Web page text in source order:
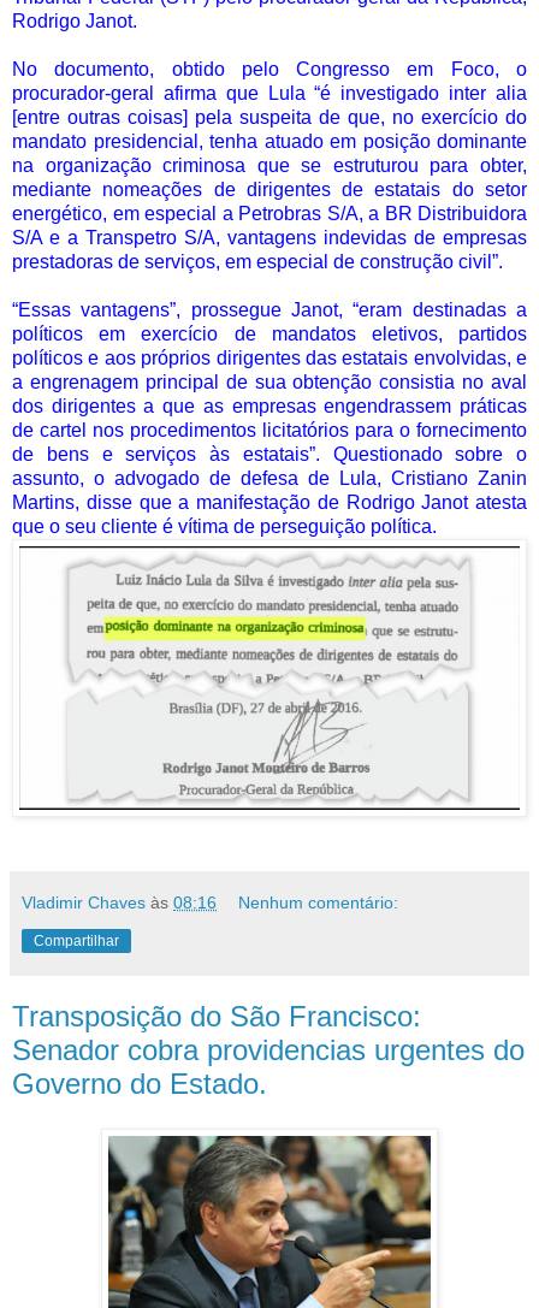
Rodrigo Janot.
No documento, obtido pelo Congresso em Foco, o
procurador-geral afirma que Lula “é investigado inter alia
[entre outras coisas] pela suspeita de que, no exercício do
mandato presidencial, tenha atuado em posição dominante
na organização criminosa que se estruturou para obter,
mediante nomeações de dirigentes de estatais do setor
energético, em especial a Petrobras S/A, a BR Distribuidora
S/A e a Transpetro S/A, vantagens indevidas de empresas
prestadoras de serviços, em especial de construção civil”.
“Essas vantagens”, prossegue Janot, “eram destinadas a
políticos em exercício de mandatos eletivos, partidos
políticos e aos próprios dirigentes das estatais envolvidas, e
a engrenagem principal de sua obtenção consistia no aval
dos dirigentes a que as empresas engendrassem práticas
de cartel nos procedimentos licitatórios para o fornecimento
de bens e serviços às estatais”. Questionado sobre o
assunto, o advogado de defesa de Lula, Cristiano Zanin
Martins, disse que a manifestação de Rodrigo Janot atesta
que o seu cliente é vítima de perseguição política.
Vladimir Chaves às 08:16 Nenhum comentário:
Compartilhar
Transposição do São Francisco:
Senador cobra providencias urgentes do
Governo do Estado.